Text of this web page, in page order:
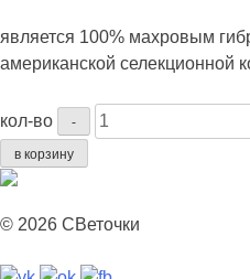
является 100% махровым
американской селекционной
кол-во
Количество
Дуо
Лавандер
(PanAmerican
США)
-
в корзину
© 2026 СВеточки